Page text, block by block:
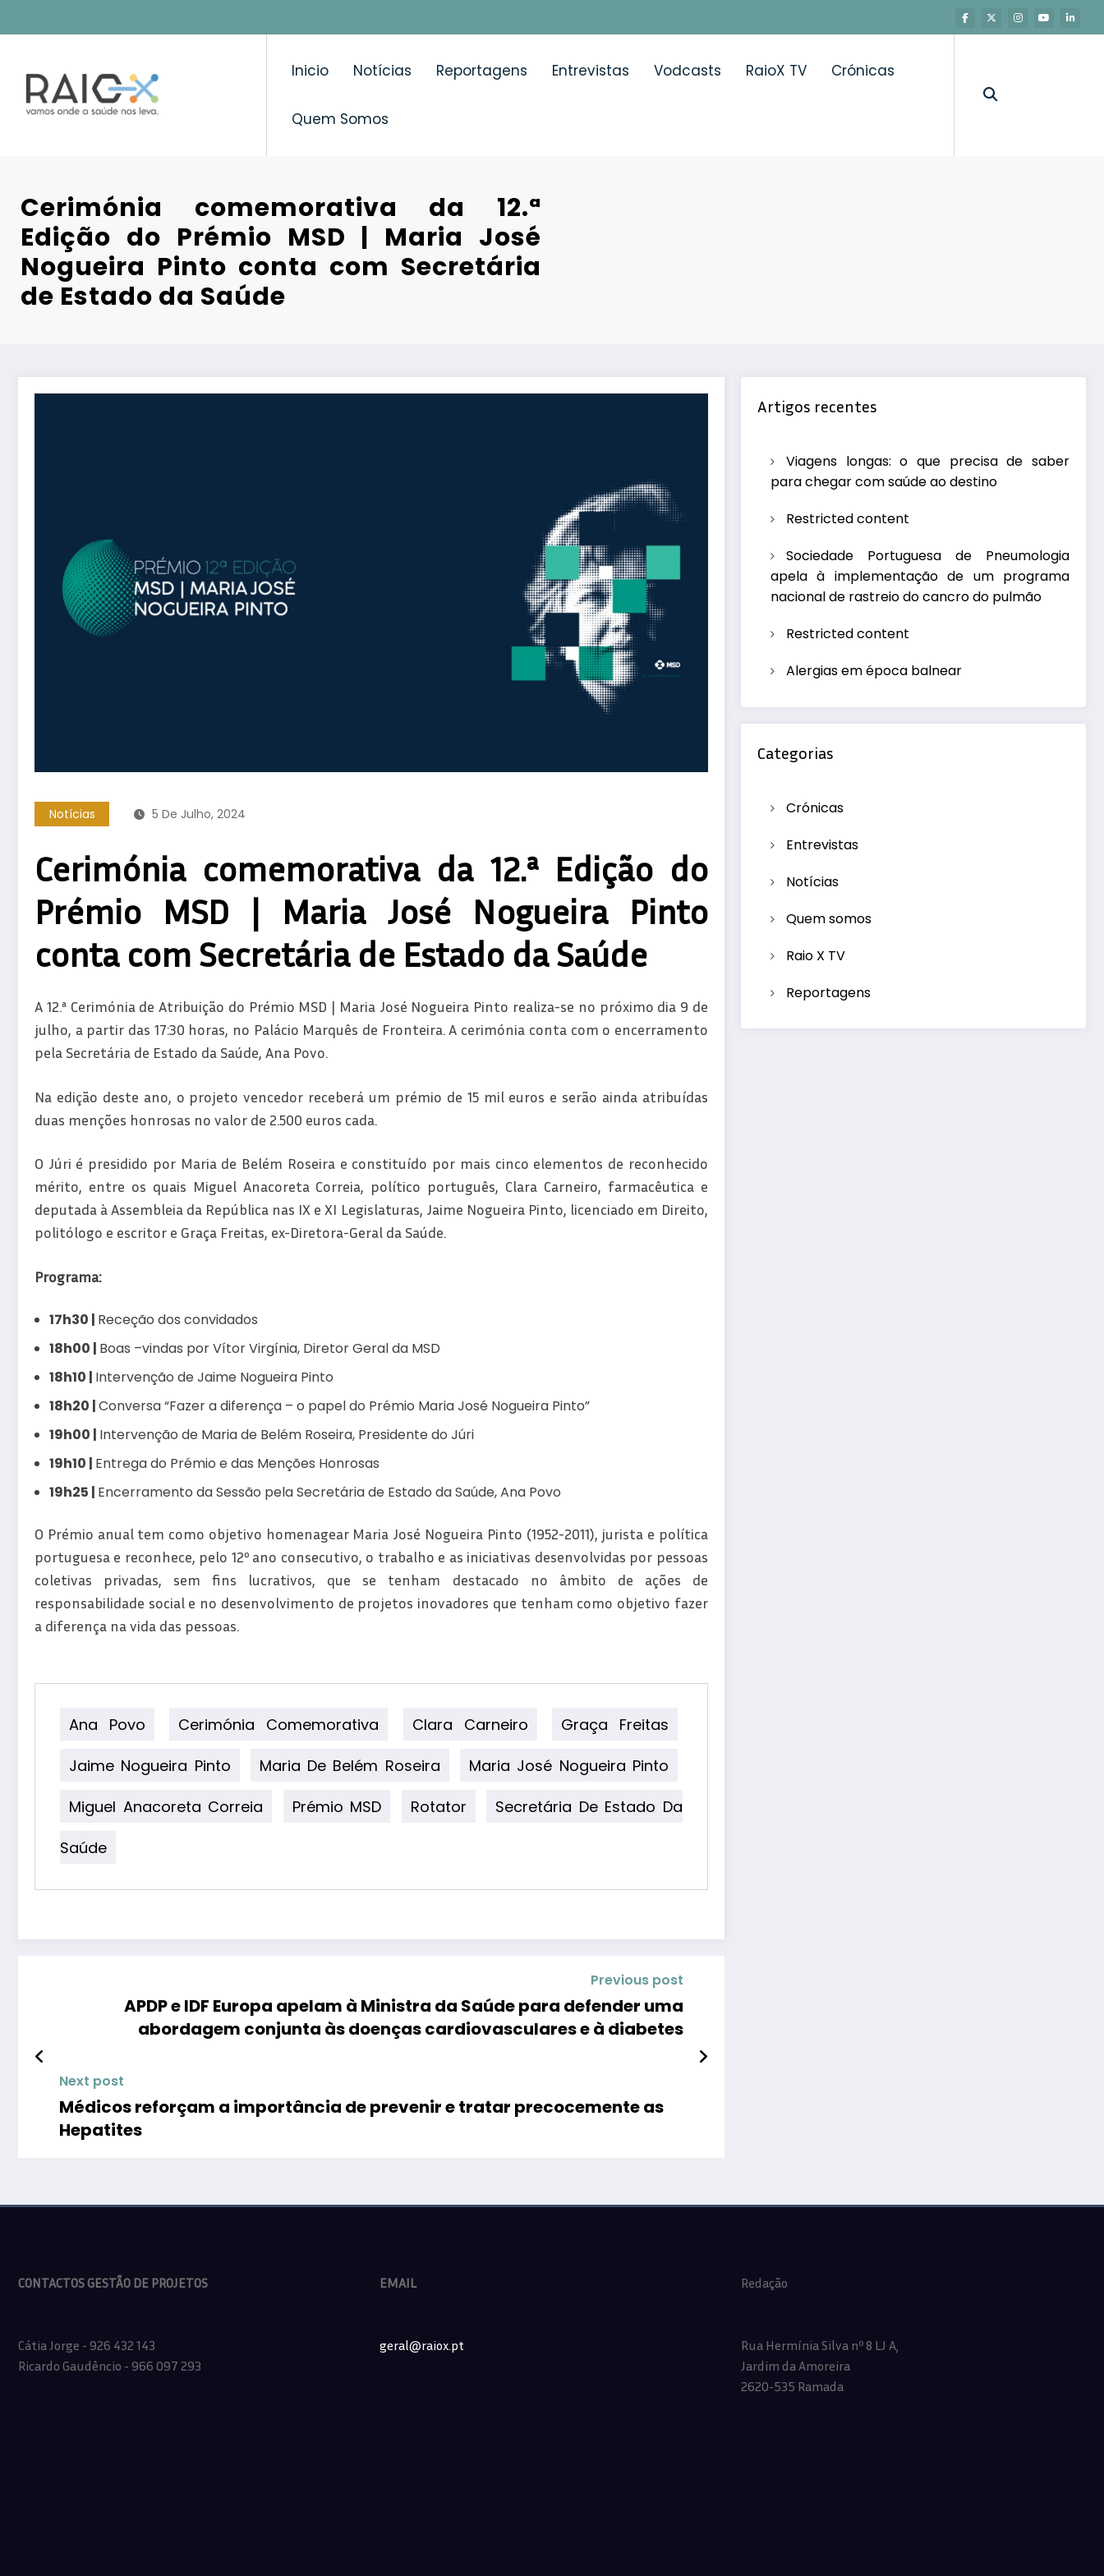
para
conteúdo
Inicio Notícias Reportagens Entrevistas Vodcasts RaioX TV Crónicas
Quem Somos
Cerimónia comemorativa da 12.ª
Edição do Prémio MSD | Maria José
Nogueira Pinto conta com Secretária
de Estado da Saúde
Notícias 5 De Julho, 2024
Cerimónia comemorativa da 12.ª Edição do
Prémio MSD | Maria José Nogueira Pinto
conta com Secretária de Estado da Saúde
A 12.ª Cerimónia de Atribuição do Prémio MSD | Maria José Nogueira Pinto realiza-se no próximo dia 9 de
julho, a partir das 17:30 horas, no Palácio Marquês de Fronteira. A cerimónia conta com o encerramento
pela Secretária de Estado da Saúde, Ana Povo.
Na edição deste ano, o projeto vencedor receberá um prémio de 15 mil euros e serão ainda atribuídas
duas menções honrosas no valor de 2.500 euros cada.
O Júri é presidido por Maria de Belém Roseira e constituído por mais cinco elementos de reconhecido
mérito, entre os quais Miguel Anacoreta Correia, político português, Clara Carneiro, farmacêutica e
deputada à Assembleia da República nas IX e XI Legislaturas, Jaime Nogueira Pinto, licenciado em Direito,
politólogo e escritor e Graça Freitas, ex-Diretora-Geral da Saúde.
Programa:
17h30 | Receção dos convidados
18h00 | Boas –vindas por Vítor Virgínia, Diretor Geral da MSD
18h10 | Intervenção de Jaime Nogueira Pinto
18h20 |Conversa “Fazer a diferença – o papel do Prémio Maria José Nogueira Pinto”
19h00 | Intervenção de Maria de Belém Roseira, Presidente do Júri
19h10 | Entrega do Prémio e das Menções Honrosas
19h25 | Encerramento da Sessão pela Secretária de Estado da Saúde, Ana Povo
O Prémio anual tem como objetivo homenagear Maria José Nogueira Pinto (1952-2011), jurista e política
portuguesa e reconhece, pelo 12º ano consecutivo, o trabalho e as iniciativas desenvolvidas por pessoas
coletivas privadas, sem fins lucrativos, que se tenham destacado no âmbito de ações de
responsabilidade social e no desenvolvimento de projetos inovadores que tenham como objetivo fazer
a diferença na vida das pessoas.
Ana Povo Cerimónia Comemorativa Clara Carneiro
Graça Freitas
Jaime Nogueira Pinto
Maria De Belém Roseira
Maria José Nogueira Pinto
Miguel Anacoreta Correia
Prémio MSD Rotator
Secretária De Estado Da
Saúde
Previous post
APDP e IDF Europa apelam à Ministra da Saúde para defender uma
abordagem conjunta às doenças cardiovasculares e à diabetes
Next post
Médicos reforçam a importância de prevenir e tratar precocemente as
Hepatites
Artigos recentes
Viagens longas: o que precisa de saber
para chegar com saúde ao destino
Restricted content
Sociedade Portuguesa de Pneumologia
apela à implementação de um programa
nacional de rastreio do cancro do pulmão
Restricted content
Alergias em época balnear
Categorias
Crónicas
Entrevistas
Notícias
Quem somos
Raio X TV
Reportagens
CONTACTOS GESTÃO DE PROJETOS
Cátia Jorge - 926 432 143
Ricardo Gaudêncio - 966 097 293
EMAIL
geral@raiox.pt
Redação
Rua Hermínia Silva nº 8 LJ A,
Jardim da Amoreira
2620-535 Ramada